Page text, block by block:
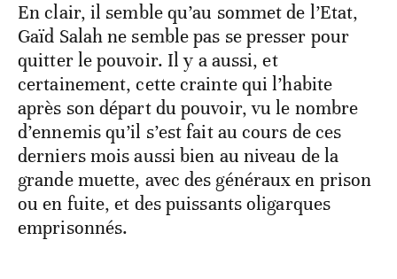
En clair, il semble qu’au sommet de l’Etat,
Gaïd Salah ne semble pas se presser pour
quitter le pouvoir. Il y a aussi, et
certainement, cette crainte qui l’habite
après son départ du pouvoir, vu le nombre
d’ennemis qu’il s’est fait au cours de ces
derniers mois aussi bien au niveau de la
grande muette, avec des généraux en prison
ou en fuite, et des puissants oligarques
emprisonnés.